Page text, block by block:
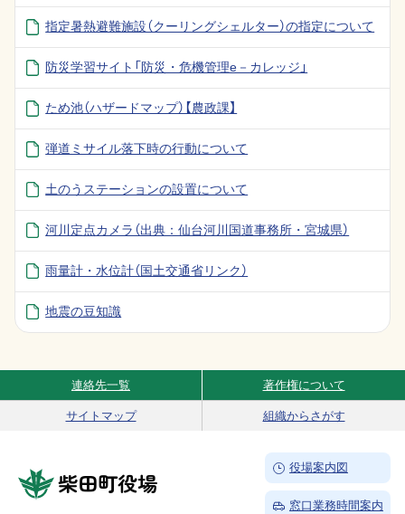
指定暑熱避難施設（クーリングシェルター）の指定について
防災学習サイト「防災・危機管理e－カレッジ」
ため池（ハザードマップ）【農政課】
弾道ミサイル落下時の行動について
土のうステーションの設置について
河川定点カメラ（出典：仙台河川国道事務所・宮城県）
雨量計・水位計（国土交通省リンク）
地震の豆知識
Site Navigation
連絡先一覧 著作権について
サイトマップ 組織からさがす
柴田町役場
→
役場案内図
→
窓口業務時間案内